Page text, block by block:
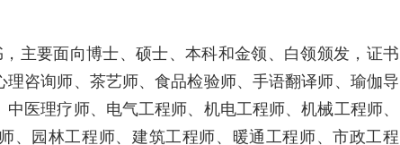
，主要面向博士、硕士、本科和金领、白领颁发，证书
咨询师、茶艺师、食品检验师、手语翻译师、瑜伽导
医理疗师、电气工程师、机电工程师、机械工程师、
、园林工程师、建筑工程师、暖通工程师、市政工程